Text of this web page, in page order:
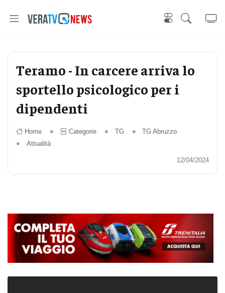
Teramo - In carcere arriva lo
sportello psicologico per i
dipendenti
Home Categorie TG
TG Abruzzo
Attualità
12/04/2024